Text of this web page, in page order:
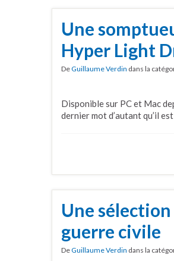
Une
Hyper Light
DeGuillaume Verdin dans la
Disponible sur PC et Mac
dernier mot d’autant qu’il
Une
guerre civile
DeGuillaume Verdin dans la